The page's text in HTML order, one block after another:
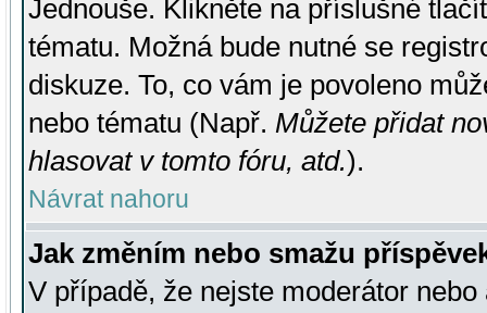
Jednouše. Klikněte na příslušné
tématu. Možná bude nutné se
diskuze. To, co vám je povoleno
nebo tématu (Např. Můžete přidat
hlasovat v tomto fóru, atd.).
Návrat nahoru
Jak změním nebo smažu
V případě, že nejste moderátor